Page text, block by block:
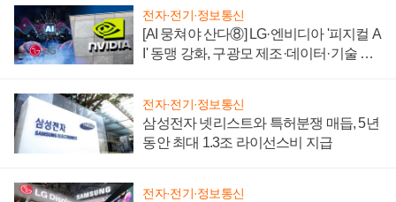
전자·전기·정보통신
[AI 뭉쳐야 산다⑧] LG·엔비디아 '피지컬 A
I' 동맹 강화, 구광모 제조·데이터·기술 결
전자·전기·정보통신
삼성전자 넷리스트와 특허분쟁 매듭, 5년
동안 최대 1.3조 라이선스비 지급
전자·전기·정보통신